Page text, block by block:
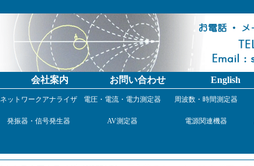
会社案内 お問い合わせ English
ネットワークアナライザ 電圧・電流・電力測定器 周波数・時間測定器
発振器・信号発生器 AV測定器 電源関連機器